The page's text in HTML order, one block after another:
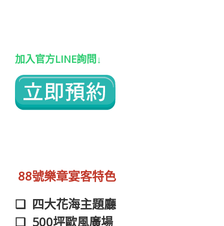
加入官方LINE詢問↓
88號樂章宴客特色
❑ 四大花海主題廳
❑ 500坪歐風廣場